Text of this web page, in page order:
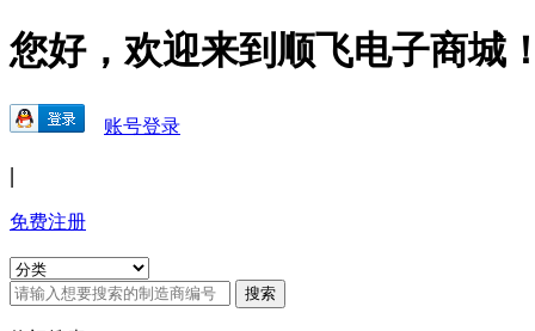
您好，欢迎来到顺飞电子商城
账号登录
|
免费注册